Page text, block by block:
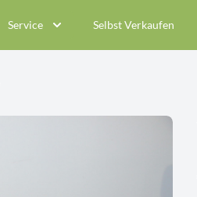
Service Selbst Verkaufen